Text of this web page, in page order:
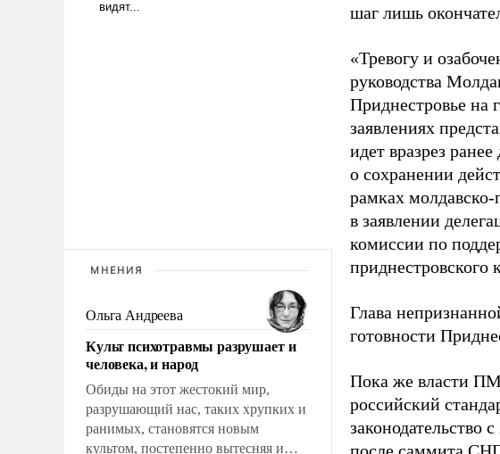
МНЕНИЯ
Ольга Андреева
Культ психотравмы разрушает и
человека, и народ
Обиды на этот жестокий мир,
разрушающий нас, таких хрупких и
ранимых, становятся новым
культом, постепенно вытесняя и
шаг лишь
«Тревогу и
руководства
Приднестровье
заявлениях
идет вразрез
о сохранении
рамках молдавско-
в заявлении
комиссии по
приднестровского
Глава
готовности
Пока же власти
российский
законодательство